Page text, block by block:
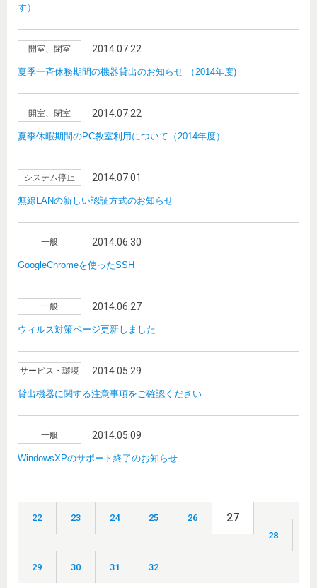
す）
開室、閉室 2014.07.22
夏季一斉休務期間の機器貸出のお知らせ （2014年度)
開室、閉室 2014.07.22
夏季休暇期間のPC教室利用について（2014年度）
システム停止 2014.07.01
無線LANの新しい認証方式のお知らせ
一般 2014.06.30
GoogleChromeを使ったSSH
一般 2014.06.27
ウィルス対策ページ更新しました
サービス・環境 2014.05.29
貸出機器に関する注意事項をご確認ください
一般 2014.05.09
WindowsXPのサポート終了のお知らせ
22 23 24 25 26 27
28
29 30 31 32